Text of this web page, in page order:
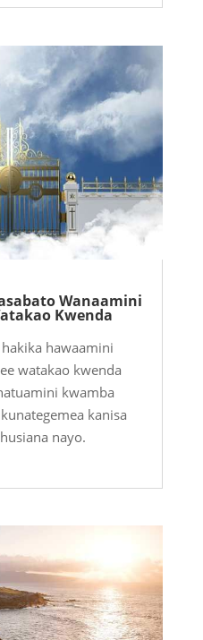
Wanaamini
Kwenda
hawaamini
watakao kwenda
kwamba
kanisa
nayo.